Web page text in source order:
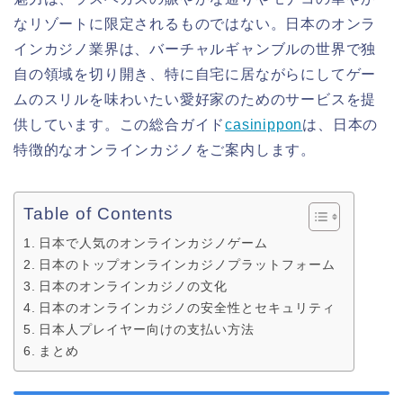
なリゾートに限定されるものではない。日本のオンラ
インカジノ業界は、バーチャルギャンブルの世界で独
自の領域を切り開き、特に自宅に居ながらにしてゲー
ムのスリルを味わいたい愛好家のためのサービスを提
供しています。この総合ガイドcasinipponは、日本の
特徴的なオンラインカジノをご案内します。
Table of Contents
日本で人気のオンラインカジノゲーム
日本のトップオンラインカジノプラットフォーム
日本のオンラインカジノの文化
日本のオンラインカジノの安全性とセキュリティ
日本人プレイヤー向けの支払い方法
まとめ